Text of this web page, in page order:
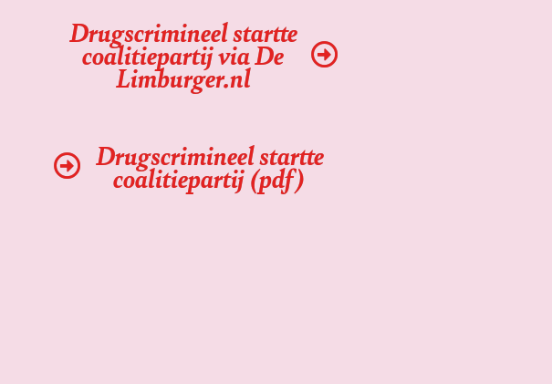
Drugscrimineel startte
coalitiepartij via De
Limburger.nl
Drugscrimineel startte
coalitiepartij (pdf)